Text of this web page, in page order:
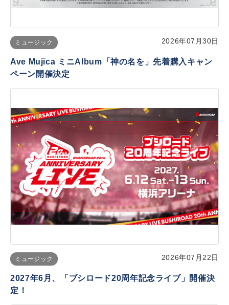
ミュージック 2026年07月30日
Ave Mujica ミニAlbum「神の名を」先着購入キャン
ペーン開催決定
ミュージック 2026年07月22日
2027年6月、「ブシロード20周年記念ライブ」開催決
定！